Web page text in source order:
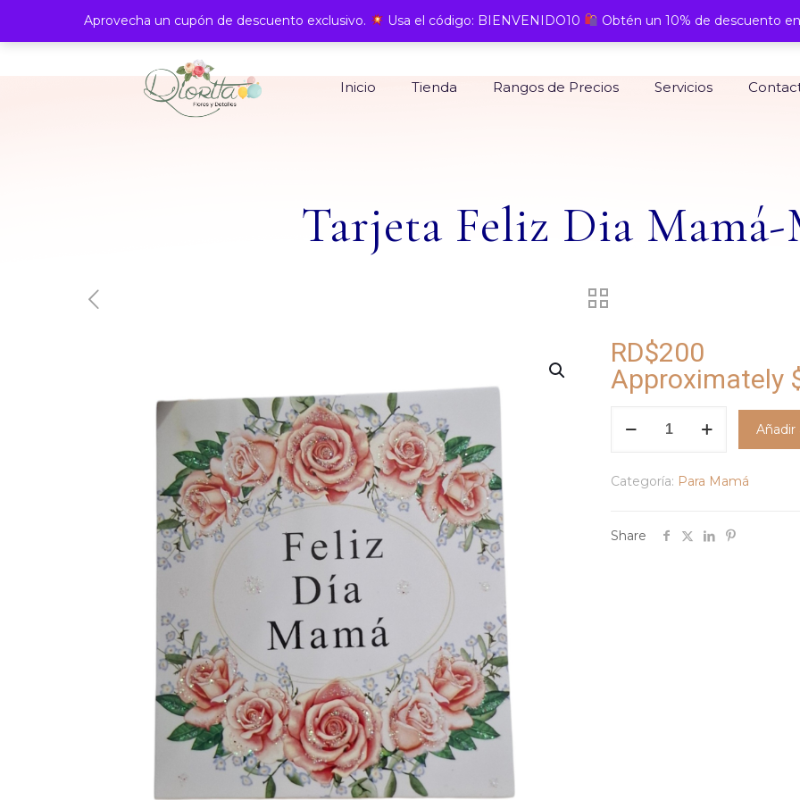
Inicio Tienda Rangos de Precios Servicios
Tarjeta Feliz Dia Mamá-
RD$200
Approximately
Mamá-
cantidad
Añadir
Categoría: Para Mamá
Share
Aprovecha un cupón de descuento exclusivo. Usa el código: BIENVENIDO10 Obtén un 10% de descuento